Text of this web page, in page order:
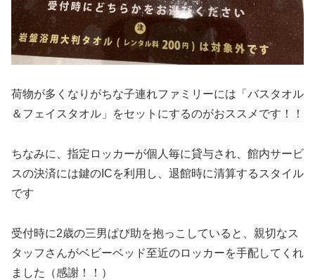
荷物が多くなりがちな子連れファミリーには「バスタオル
＆フェイスタオル」をセットにするのがおススメです！！
ちなみに、指定ロッカーが個人毎に貸与され、館内サービ
スの決済には鍵のICを利用し、退館時に清算するスタイル
です
受付時に2歳の三男ぱぴ助を抱っこしていると、親切なス
タッフさんがベビーベッド至近のロッカーを手配してくれ
ました（感謝！！）